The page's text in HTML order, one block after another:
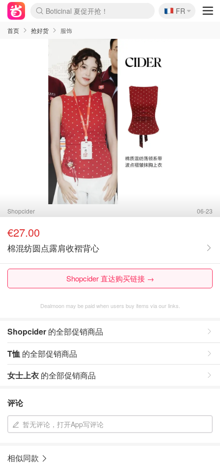
4折！lulu周四疯狂上新
还没结束！&OtherStories大促
Joybuy变相75折 随时失效
速领！Stanley独家85折
疑似霸哥！Camper额外叠85折
Zalando 奥莱闪促！每日更新
Moncler反季囤！5折起+叠9折
Coach Brooklyn仅€192
🇫🇷
FR
首页 抢好货 服饰
Shopcider 06-23
€27.00
棉混纺圆点露肩收褶背心
Shopcider 直达购买链接 →
Dealmoon may be paid when users buy items via our links.
Shopcider 的全部促销商品
T恤 的全部促销商品
女士上衣 的全部促销商品
评论
暂无评论，打开App写评论
相似同款